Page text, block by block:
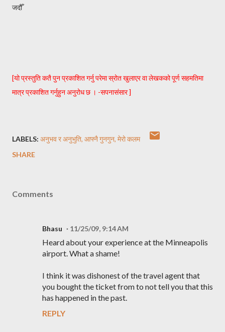
जदौँ
[यो प्रस्तुति कतै पुन प्रकाशित गर्नु परेमा स्रोत खुलाएर वा लेखकको पूर्ण सहमतिमा
मात्र प्रकाशित गर्नुहुन अनुरोध छ । -सपनासंसार ]
LABELS: अनुभव र अनुभुति आफ्नै गुनगुन मेरो कलम
SHARE
Comments
Bhasu 11/25/09, 9:14 AM
Heard about your experience at the Minneapolis
airport. What a shame!
I think it was dishonest of the travel agent that
you bought the ticket from to not tell you that this
has happened in the past.
REPLY